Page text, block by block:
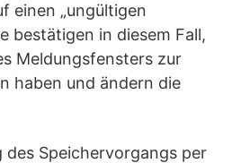
einen „ungültigen
bestätigen in diesem Fall,
Meldungsfensters zur
haben und ändern die
Speichervorgangs per